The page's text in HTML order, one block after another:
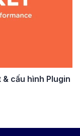
cấu hình Plugin